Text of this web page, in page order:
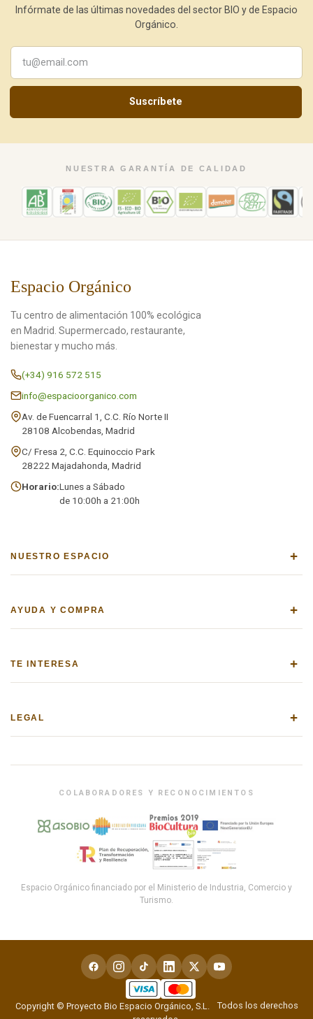
Infórmate de las últimas novedades del sector BIO y de Espacio
Orgánico.
Suscríbete
NUESTRA GARANTÍA DE CALIDAD
Espacio Orgánico
Tu centro de alimentación 100% ecológica
en Madrid. Supermercado, restaurante,
bienestar y mucho más.
(+34) 916 572 515
info@espacioorganico.com
Av. de Fuencarral 1, C.C. Río Norte II
28108 Alcobendas, Madrid
C/ Fresa 2, C.C. Equinoccio Park
28222 Majadahonda, Madrid
Horario:Lunes a Sábado
de 10:00h a 21:00h
NUESTRO ESPACIO +
AYUDA Y COMPRA +
TE INTERESA +
LEGAL +
COLABORADORES Y RECONOCIMIENTOS
Espacio Orgánico financiado por el Ministerio de Industria, Comercio y
Turismo.
Copyright © Proyecto Bio Espacio Orgánico, S.L.
Todos los derechos